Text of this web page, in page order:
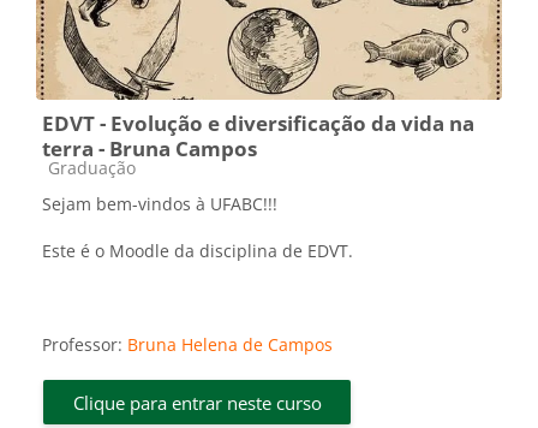
EDVT - Evolução e diversificação da vida na
terra - Bruna Campos
Categoria do curso
Graduação
Sejam bem-vindos à UFABC!!!
Este é o Moodle da disciplina de EDVT.
Professor: Bruna Helena de Campos
Clique para entrar neste curso